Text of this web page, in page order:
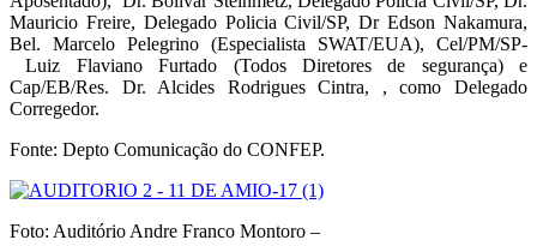
Mauricio Freire, Delegado Policia Civil/SP, Dr Edson Nakamura,
Bel. Marcelo Pelegrino (Especialista SWAT/EUA), Cel/PM/SP-
Luiz Flaviano Furtado (Todos Diretores de segurança) e
Cap/EB/Res. Dr. Alcides Rodrigues Cintra, , como Delegado
Corregedor.
Fonte: Depto Comunicação do CONFEP.
Foto: Auditório Andre Franco Montoro –